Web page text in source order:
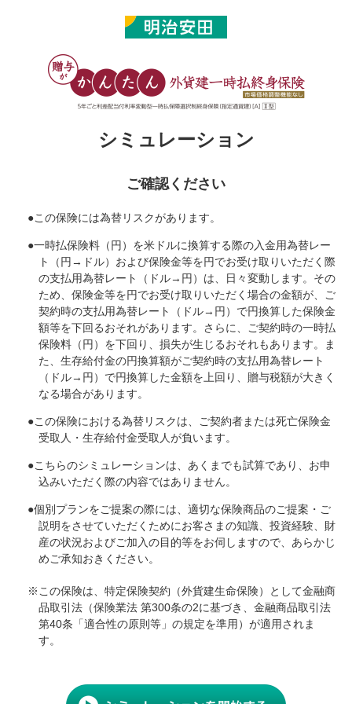
シミュレーション
ご確認ください
●この保険には為替リスクがあります。
●一時払保険料（円）を米ドルに換算する際の入金用為替レー
ト（円→ドル）および保険金等を円でお受け取りいただく際
の支払用為替レート（ドル→円）は、日々変動します。その
ため、保険金等を円でお受け取りいただく場合の金額が、ご
契約時の支払用為替レート（ドル→円）で円換算した保険金
額等を下回るおそれがあります。さらに、ご契約時の一時払
保険料（円）を下回り、損失が生じるおそれもあります。ま
た、生存給付金の円換算額がご契約時の支払用為替レート
（ドル→円）で円換算した金額を上回り、贈与税額が大きく
なる場合があります。
●この保険における為替リスクは、ご契約者または死亡保険金
受取人・生存給付金受取人が負います。
●こちらのシミュレーションは、あくまでも試算であり、お申
込みいただく際の内容ではありません。
●個別プランをご提案の際には、適切な保険商品のご提案・ご
説明をさせていただくためにお客さまの知識、投資経験、財
産の状況およびご加入の目的等をお伺しますので、あらかじ
めご承知おきください。
※ この保険は、特定保険契約（外貨建生命保険）として金融商
品取引法（保険業法 第300条の2に基づき、金融商品取引法
第40条「適合性の原則等」の規定を準用）が適用されま
す。